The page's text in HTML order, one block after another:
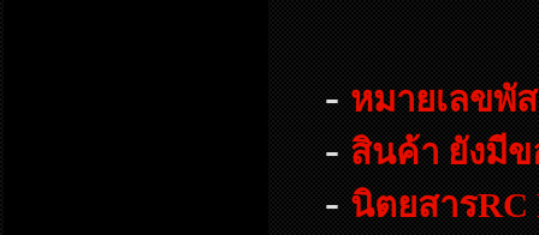
- หมายเลขพั
- สินค้า ยังมี
- นิตยสาร